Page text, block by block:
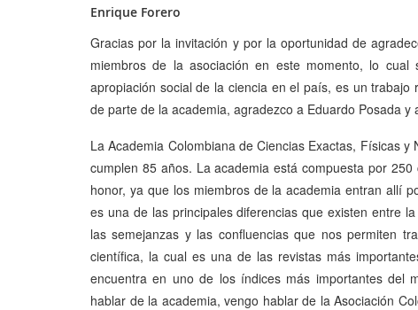
Enrique Forero
Gracias por la invitación y por la oportunidad de
miembros de la asociación en este momento, lo
apropiación social de la ciencia en el país, es un
de parte de la academia, agradezco a Eduardo Posada y
La Academia Colombiana de Ciencias Exactas, Físicas
cumplen 85 años. La academia está compuesta por
honor, ya que los miembros de la academia entran allí
es una de las principales diferencias que existen entre
las semejanzas y las confluencias que nos permiten
científica, la cual es una de las revistas más
encuentra en uno de los índices más importantes del
hablar de la academia, vengo hablar de la Asociación